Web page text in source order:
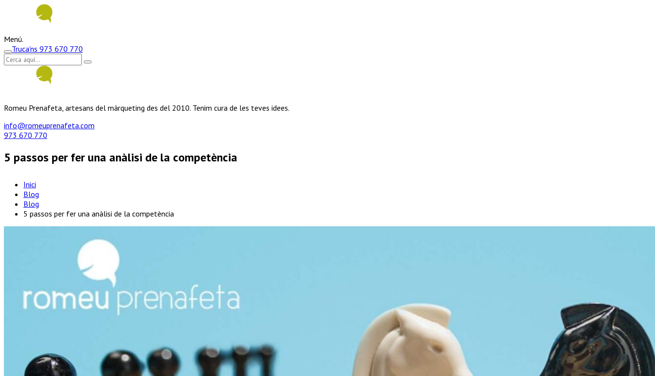
Menú.
Truca'ns 973 670 770
Romeu Prenafeta, artesans del màrqueting des del 2010. Tenim cura de les teves idees.
info@romeuprenafeta.com
973 670 770
5 passos per fer una anàlisi de la competència
Inici
Blog
Blog
5 passos per fer una anàlisi de la competència